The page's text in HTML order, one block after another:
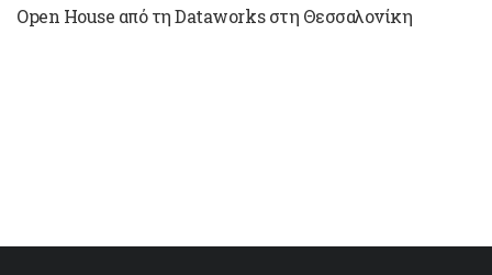
Open House από τη Dataworks στη Θεσσαλονίκη